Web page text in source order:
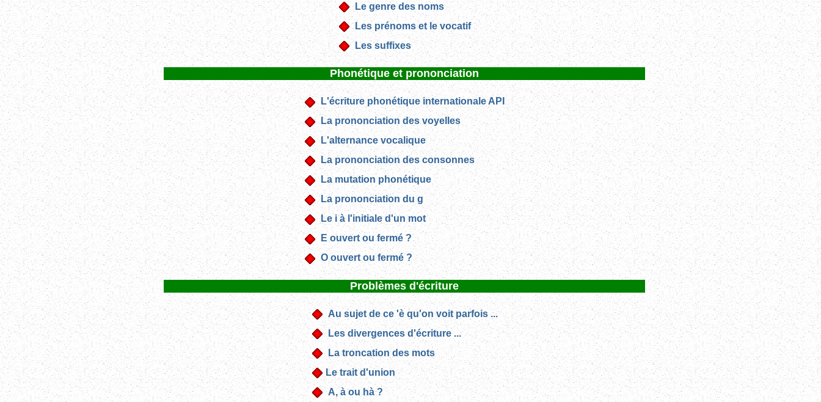
Le genre des noms
Les prénoms et le vocatif
Les suffixes
Phonétique et prononciation
L'écriture phonétique internationale API
La prononciation des voyelles
L'alternance vocalique
La prononciation des consonnes
La mutation phonétique
La prononciation du g
Le i à l'initiale d'un mot
E ouvert ou fermé ?
O ouvert ou fermé ?
Problèmes d'écriture
Au sujet de ce 'è qu'on voit parfois ...
Les divergences d'écriture ...
La troncation des mots
Le trait d'union
A, à ou hà ?